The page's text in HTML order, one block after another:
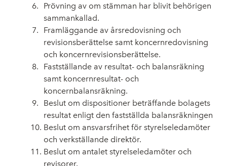
Prövning av om stämman har blivit behörigen
sammankallad.
Framläggande av årsredovisning och
revisionsberättelse samt koncernredovisning
och koncernrevisionsberättelse.
Fastställande av resultat- och balansräkning
samt koncernresultat- och
koncernbalansräkning.
Beslut om dispositioner beträffande bolagets
resultat enligt den fastställda balansräkningen
Beslut om ansvarsfrihet för styrelseledamöter
och verkställande direktör.
Beslut om antalet styrelseledamöter och
revisorer.